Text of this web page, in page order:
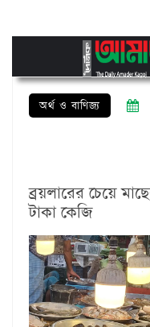
অর্থ ও বাণিজ্য
ব্রয়লারের চেয়ে
টাকা কেজি